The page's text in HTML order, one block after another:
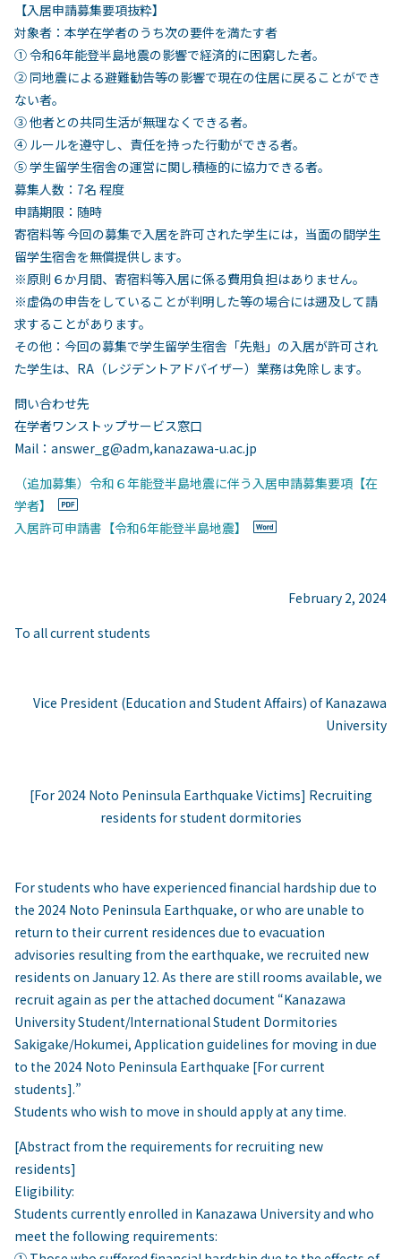
【⼊居申請募集要項抜粋】
対象者：本学在学者のうち次の要件を満たす者
① 令和6年能登半島地震の影響で経済的に困窮した者。
② 同地震による避難勧告等の影響で現在の住居に戻ることができ
ない者。
③ 他者との共同⽣活が無理なくできる者。
④ ルールを遵守し、責任を持った⾏動ができる者。
⑤ 学⽣留学⽣宿舎の運営に関し積極的に協⼒できる者。
募集⼈数：7名 程度
申請期限：随時
寄宿料等 今回の募集で⼊居を許可された学⽣には，当⾯の間学生
留学生宿舎を無償提供します。
※原則６か月間、寄宿料等入居に係る費用負担はありません。
※虚偽の申告をしていることが判明した等の場合には遡及して請
求することがあります。
その他：今回の募集で学⽣留学⽣宿舎「先魁」の⼊居が許可され
た学⽣は、RA（レジデントアドバイザー）業務は免除します。
問い合わせ先
在学者ワンストップサービス窓⼝
Mail：answer_g@adm,kanazawa-u.ac.jp
（追加募集）令和６年能登半島地震に伴う入居申請募集要項【在
学者】
入居許可申請書【令和6年能登半島地震】
February 2, 2024
To all current students
Vice President (Education and Student Affairs) of Kanazawa
University
[For 2024 Noto Peninsula Earthquake Victims] Recruiting
residents for student dormitories
For students who have experienced financial hardship due to
the 2024 Noto Peninsula Earthquake, or who are unable to
return to their current residences due to evacuation
advisories resulting from the earthquake, we recruited new
residents on January 12. As there are still rooms available, we
recruit again as per the attached document “Kanazawa
University Student/International Student Dormitories
Sakigake/Hokumei, Application guidelines for moving in due
to the 2024 Noto Peninsula Earthquake [For current
students].”
Students who wish to move in should apply at any time.
[Abstract from the requirements for recruiting new
residents]
Eligibility:
Students currently enrolled in Kanazawa University and who
meet the following requirements: